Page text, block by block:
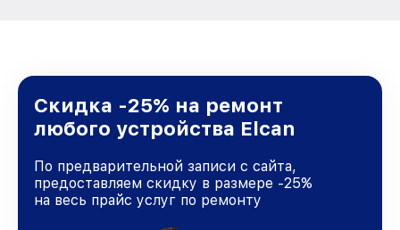
Скидка -25% на ремонт
любого устройства Elcan
По предварительной записи с сайта,
предоставляем скидку в размере -25%
на весь прайс услуг по ремонту